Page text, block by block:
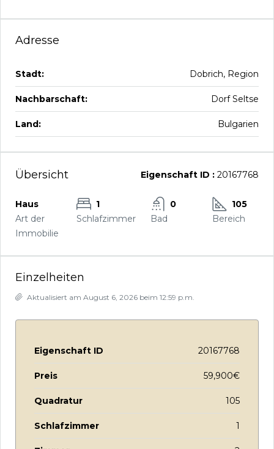
Adresse
Stadt: Dobrich, Region
Nachbarschaft: Dorf Seltse
Land: Bulgarien
Übersicht Eigenschaft ID : 20167768
Haus
Art der
Immobilie
1
Schlafzimmer
0
Bad
105
Bereich
Einzelheiten
Aktualisiert am August 6, 2026 beim 12:59 p.m.
Eigenschaft ID 20167768
Preis 59,900€
Quadratur 105
Schlafzimmer 1